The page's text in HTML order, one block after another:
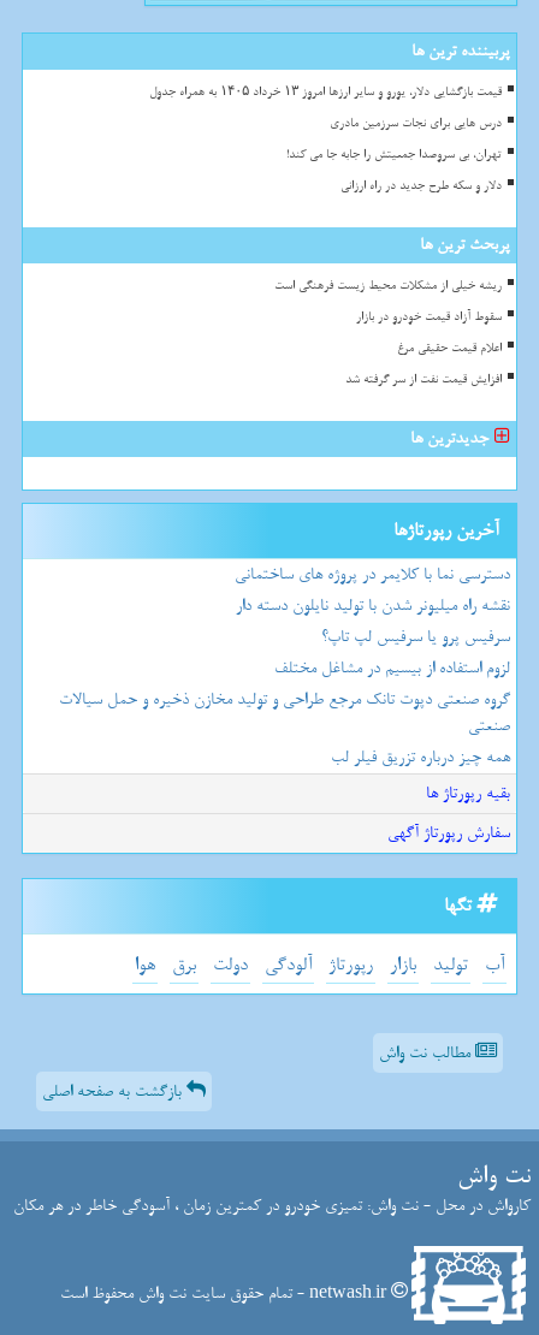
پربیننده ترین ها
قیمت بازگشایی دلار، یورو و سایر ارزها امروز ۱۳ خرداد ۱۴۰۵ به همراه جدول
درس هایی برای نجات سرزمین مادری
تهران، بی سروصدا جمعیتش را جابه جا می کند!
دلار و سکه طرح جدید در راه ارزانی
پربحث ترین ها
ریشه خیلی از مشکلات محیط زیست فرهنگی است
سقوط آزاد قیمت خودرو در بازار
اعلام قیمت حقیقی مرغ
افزایش قیمت نفت از سر گرفته شد
جدیدترین ها
آخرین رپورتاژها
دسترسی نما با کلایمر در پروژه های ساختمانی
نقشه راه میلیونر شدن با تولید نایلون دسته دار
سرفیس پرو یا سرفیس لپ تاپ؟
لزوم استفاده از بیسیم در مشاغل مختلف
گروه صنعتی دپوت تانک مرجع طراحی و تولید مخازن ذخیره و حمل سیالات
صنعتی
همه چیز درباره تزریق فیلر لب
بقیه رپورتاژ ها
سفارش رپورتاژ آگهی
تگها
آب تولید بازار رپورتاژ آلودگی دولت برق هوا
مطالب نت واش
بازگشت به صفحه اصلی
نت واش
کارواش در محل - نت واش: تمیزی خودرو در کمترین زمان ، آسودگی خاطر در هر مکان
netwash.ir - تمام حقوق سایت نت واش محفوظ است